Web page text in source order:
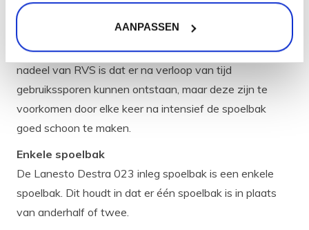
AANPASSEN
zuren en materialen kan. Daarnaast is het ook
hygiënisch, onderhoudsvriendelijk en makkelijk te
combineren met andere materialen in je keuken. Een
nadeel van RVS is dat er na verloop van tijd
gebruikssporen kunnen ontstaan, maar deze zijn te
voorkomen door elke keer na intensief de spoelbak
goed schoon te maken.
Enkele spoelbak
De Lanesto Destra 023 inleg spoelbak is een enkele
spoelbak. Dit houdt in dat er één spoelbak is in plaats
van anderhalf of twee.